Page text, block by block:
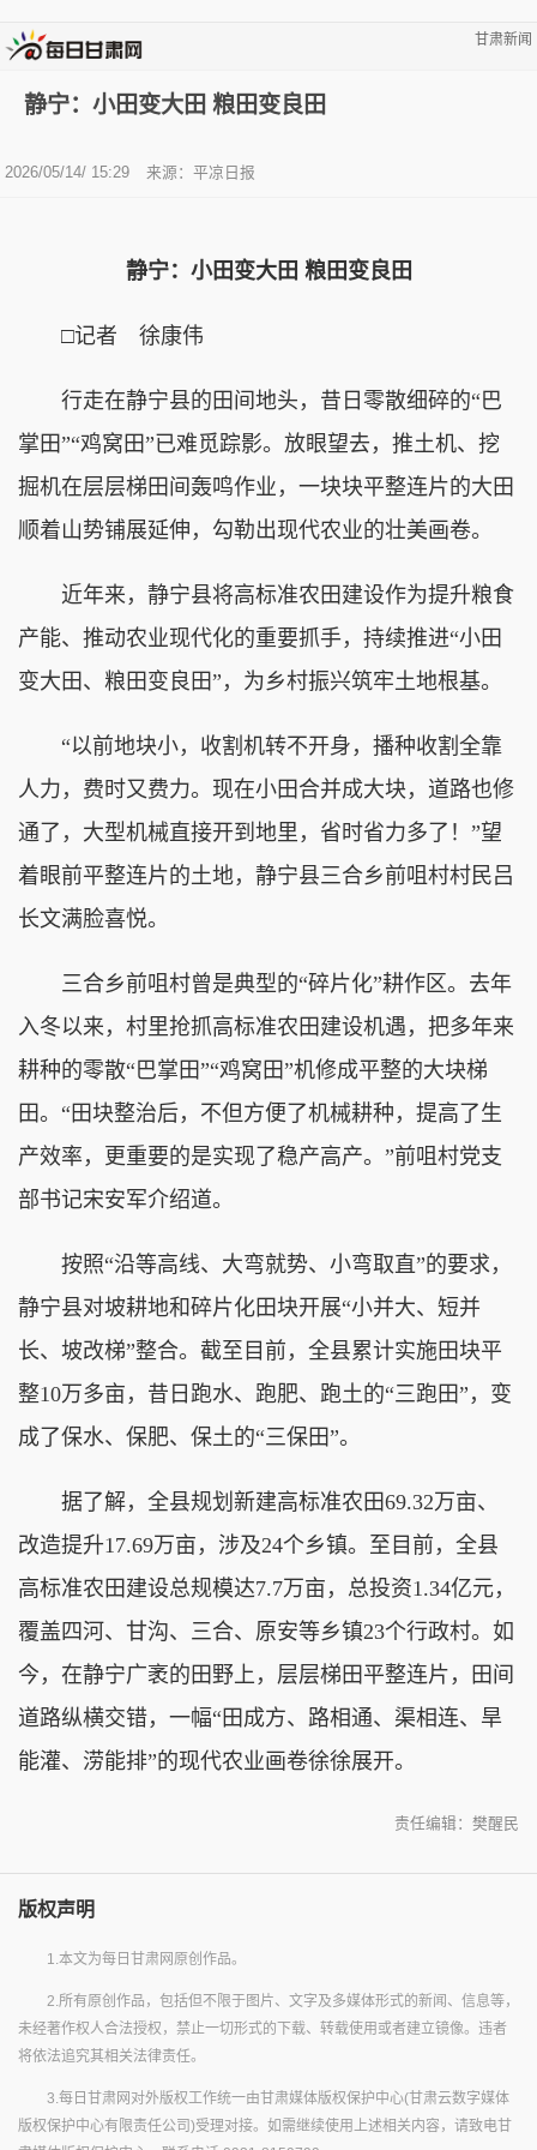
甘肃新闻
静宁：小田变大田 粮田变良田
2026/05/14/ 15:29 来源：平凉日报
静宁：小田变大田 粮田变良田
□记者 徐康伟
行走在静宁县的田间地头，昔日零散细碎的“巴
掌田”“鸡窝田”已难觅踪影。放眼望去，推土机、挖
掘机在层层梯田间轰鸣作业，一块块平整连片的大田
顺着山势铺展延伸，勾勒出现代农业的壮美画卷。
近年来，静宁县将高标准农田建设作为提升粮食
产能、推动农业现代化的重要抓手，持续推进“小田
变大田、粮田变良田”，为乡村振兴筑牢土地根基。
“以前地块小，收割机转不开身，播种收割全靠
人力，费时又费力。现在小田合并成大块，道路也修
通了，大型机械直接开到地里，省时省力多了！”望
着眼前平整连片的土地，静宁县三合乡前咀村村民吕
长文满脸喜悦。
三合乡前咀村曾是典型的“碎片化”耕作区。去年
入冬以来，村里抢抓高标准农田建设机遇，把多年来
耕种的零散“巴掌田”“鸡窝田”机修成平整的大块梯
田。“田块整治后，不但方便了机械耕种，提高了生
产效率，更重要的是实现了稳产高产。”前咀村党支
部书记宋安军介绍道。
按照“沿等高线、大弯就势、小弯取直”的要求，
静宁县对坡耕地和碎片化田块开展“小并大、短并
长、坡改梯”整合。截至目前，全县累计实施田块平
整10万多亩，昔日跑水、跑肥、跑土的“三跑田”，变
成了保水、保肥、保土的“三保田”。
据了解，全县规划新建高标准农田69.32万亩、
改造提升17.69万亩，涉及24个乡镇。至目前，全县
高标准农田建设总规模达7.7万亩，总投资1.34亿元，
覆盖四河、甘沟、三合、原安等乡镇23个行政村。如
今，在静宁广袤的田野上，层层梯田平整连片，田间
道路纵横交错，一幅“田成方、路相通、渠相连、旱
能灌、涝能排”的现代农业画卷徐徐展开。
责任编辑：樊醒民
版权声明
1.本文为每日甘肃网原创作品。
2.所有原创作品，包括但不限于图片、文字及多媒体形式的新闻、信息等，
未经著作权人合法授权，禁止一切形式的下载、转载使用或者建立镜像。违者
将依法追究其相关法律责任。
3.每日甘肃网对外版权工作统一由甘肃媒体版权保护中心(甘肃云数字媒体
版权保护中心有限责任公司)受理对接。如需继续使用上述相关内容，请致电甘